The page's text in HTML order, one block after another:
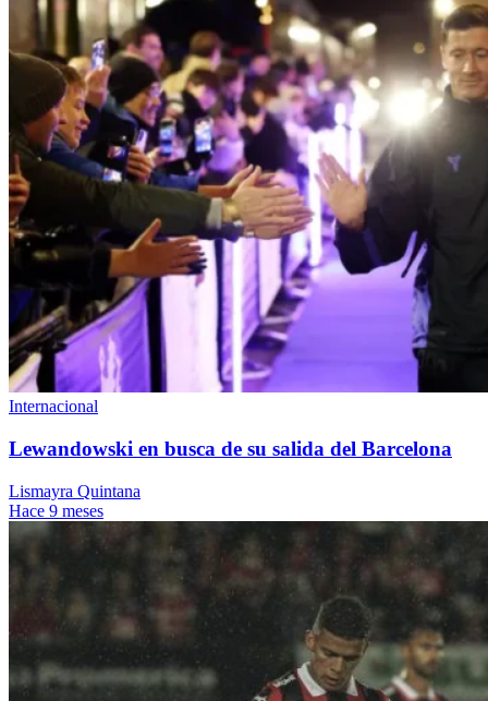
Internacional
Lewandowski en busca de su salida del Barcelona
Lismayra Quintana
Hace 9 meses